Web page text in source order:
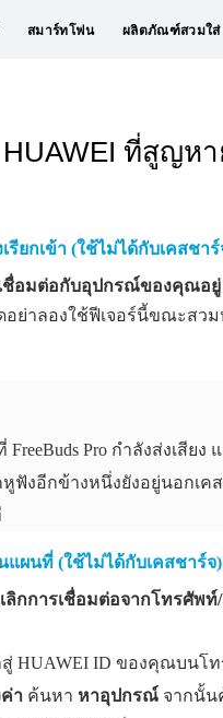
สมาร์ทโฟน ผลิตภัณฑ์สวมใส่
ที่สูญหา
เรียกเข้า (ใช้ไม่ได้กับเคสชาร์
ชื่อมต่อกับอุปกรณ์ของคุณอยู่
ย่าลองใช้ฟีเจอร์นี้ขณะสว
FreeBuds Pro กำลังส่งเสี
หูฟังอีกข้างหนึ่งยังอยู่นอกเค
แผนที่ (ใช้ไม่ได้กับเคสชาร์จ)
ลิกการเชื่อมต่อจากโทรศัพ
HUAWEI ID ของคุณบนโท
าค้นหา หาอุปกรณ์จากนั้น